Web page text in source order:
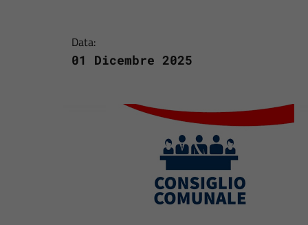
Data:
01 Dicembre 2025